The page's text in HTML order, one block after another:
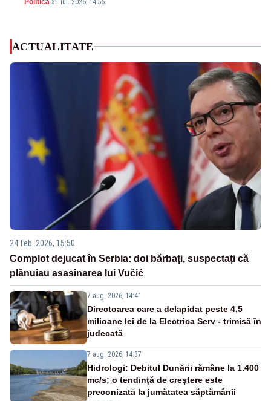
ACTUALITATE
24 feb. 2026, 15:50
Complot dejucat în Serbia: doi bărbați, suspectați că
plănuiau asasinarea lui Vučić
7 aug. 2026, 14:41
Directoarea care a delapidat peste 4,5
milioane lei de la Electrica Serv - trimisă în
judecată
7 aug. 2026, 14:37
Hidrologi: Debitul Dunării rămâne la 1.400
mc/s; o tendință de creștere este
preconizată la jumătatea săptămânii